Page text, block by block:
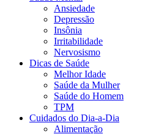
Ansiedade
Depressão
Insônia
Irritabilidade
Nervosismo
Dicas de Saúde
Melhor Idade
Saúde da Mulher
Saúde do Homem
TPM
Cuidados do Dia-a-Dia
Alimentação